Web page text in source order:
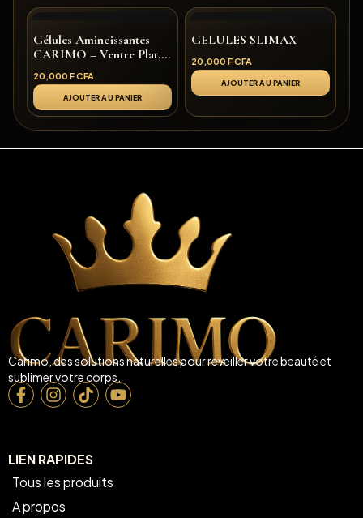
Gélules Amincissantes
CARIMO – Ventre Plat,
CARIMO – Ventre Plat,
Silhouette Affinée &
Routine Minceur Affinée
& Routine Minceur
20,000 F CFA
AJOUTER AU PANIER
GELULES SLIMAX
20,000 F CFA
AJOUTER AU PANIER
Carimo, des solutions naturelles pour reveiller votre beauté et
sublimer votre corps.
LIEN RAPIDES
Tous les produits
A propos